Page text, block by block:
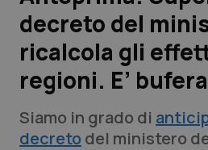
Scienza e Farmaci
Studi e Analisi
Lettere al direttore
decreto del
ricalcola gli
regioni. E’ bufera
Siamo in grado di
decreto del ministero